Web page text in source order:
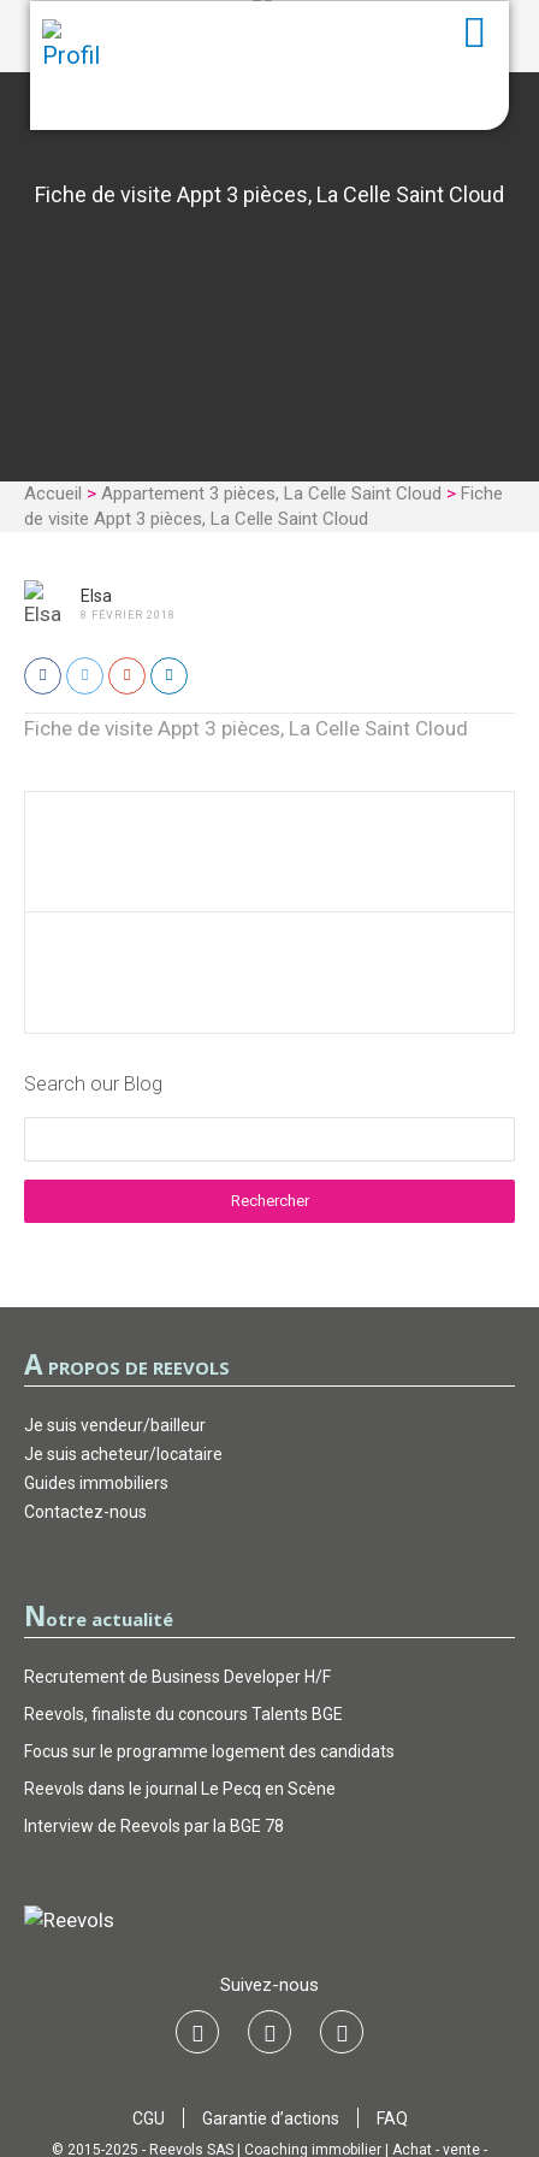
Fiche de visite Appt 3 pièces, La Celle Saint Cloud
Accueil > Appartement 3 pièces, La Celle Saint Cloud > Fiche
de visite Appt 3 pièces, La Celle Saint Cloud
Elsa
8 FÉVRIER 2018
Fiche de visite Appt 3 pièces, La Celle Saint Cloud
Search our Blog
A PROPOS DE REEVOLS
Je suis vendeur/bailleur
Je suis acheteur/locataire
Guides immobiliers
Contactez-nous
Notre actualité
Recrutement de Business Developer H/F
Reevols, finaliste du concours Talents BGE
Focus sur le programme logement des candidats
Reevols dans le journal Le Pecq en Scène
Interview de Reevols par la BGE 78
Suivez-nous
CGU Garantie d’actions FAQ
© 2015-2025 - Reevols SAS | Coaching immobilier | Achat - vente -